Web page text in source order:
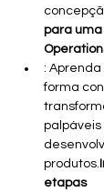
para
:
forma
produtos.
etapas